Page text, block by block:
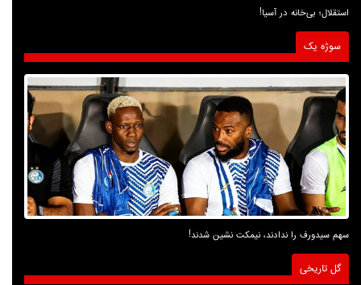
استقلال؛ بی‌خانه در آسیا!
سوژه یک
سهم سیدورف را ندادند، نیمکت نشین شدند!
گل تاریخی